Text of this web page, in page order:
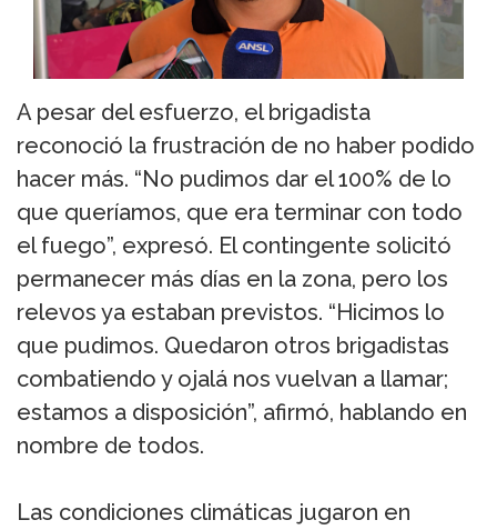
A pesar del esfuerzo, el brigadista
reconoció la frustración de no haber podido
hacer más. “No pudimos dar el 100% de lo
que queríamos, que era terminar con todo
el fuego”, expresó. El contingente solicitó
permanecer más días en la zona, pero los
relevos ya estaban previstos. “Hicimos lo
que pudimos. Quedaron otros brigadistas
combatiendo y ojalá nos vuelvan a llamar;
estamos a disposición”, afirmó, hablando en
nombre de todos.
Las condiciones climáticas jugaron en